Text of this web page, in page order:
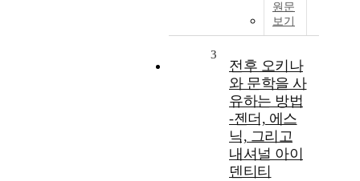
원문
보기
3
전후 오키나
와 문학을 사
유하는 방법
-젠더, 에스
닉, 그리고
내셔널 아이
덴티티